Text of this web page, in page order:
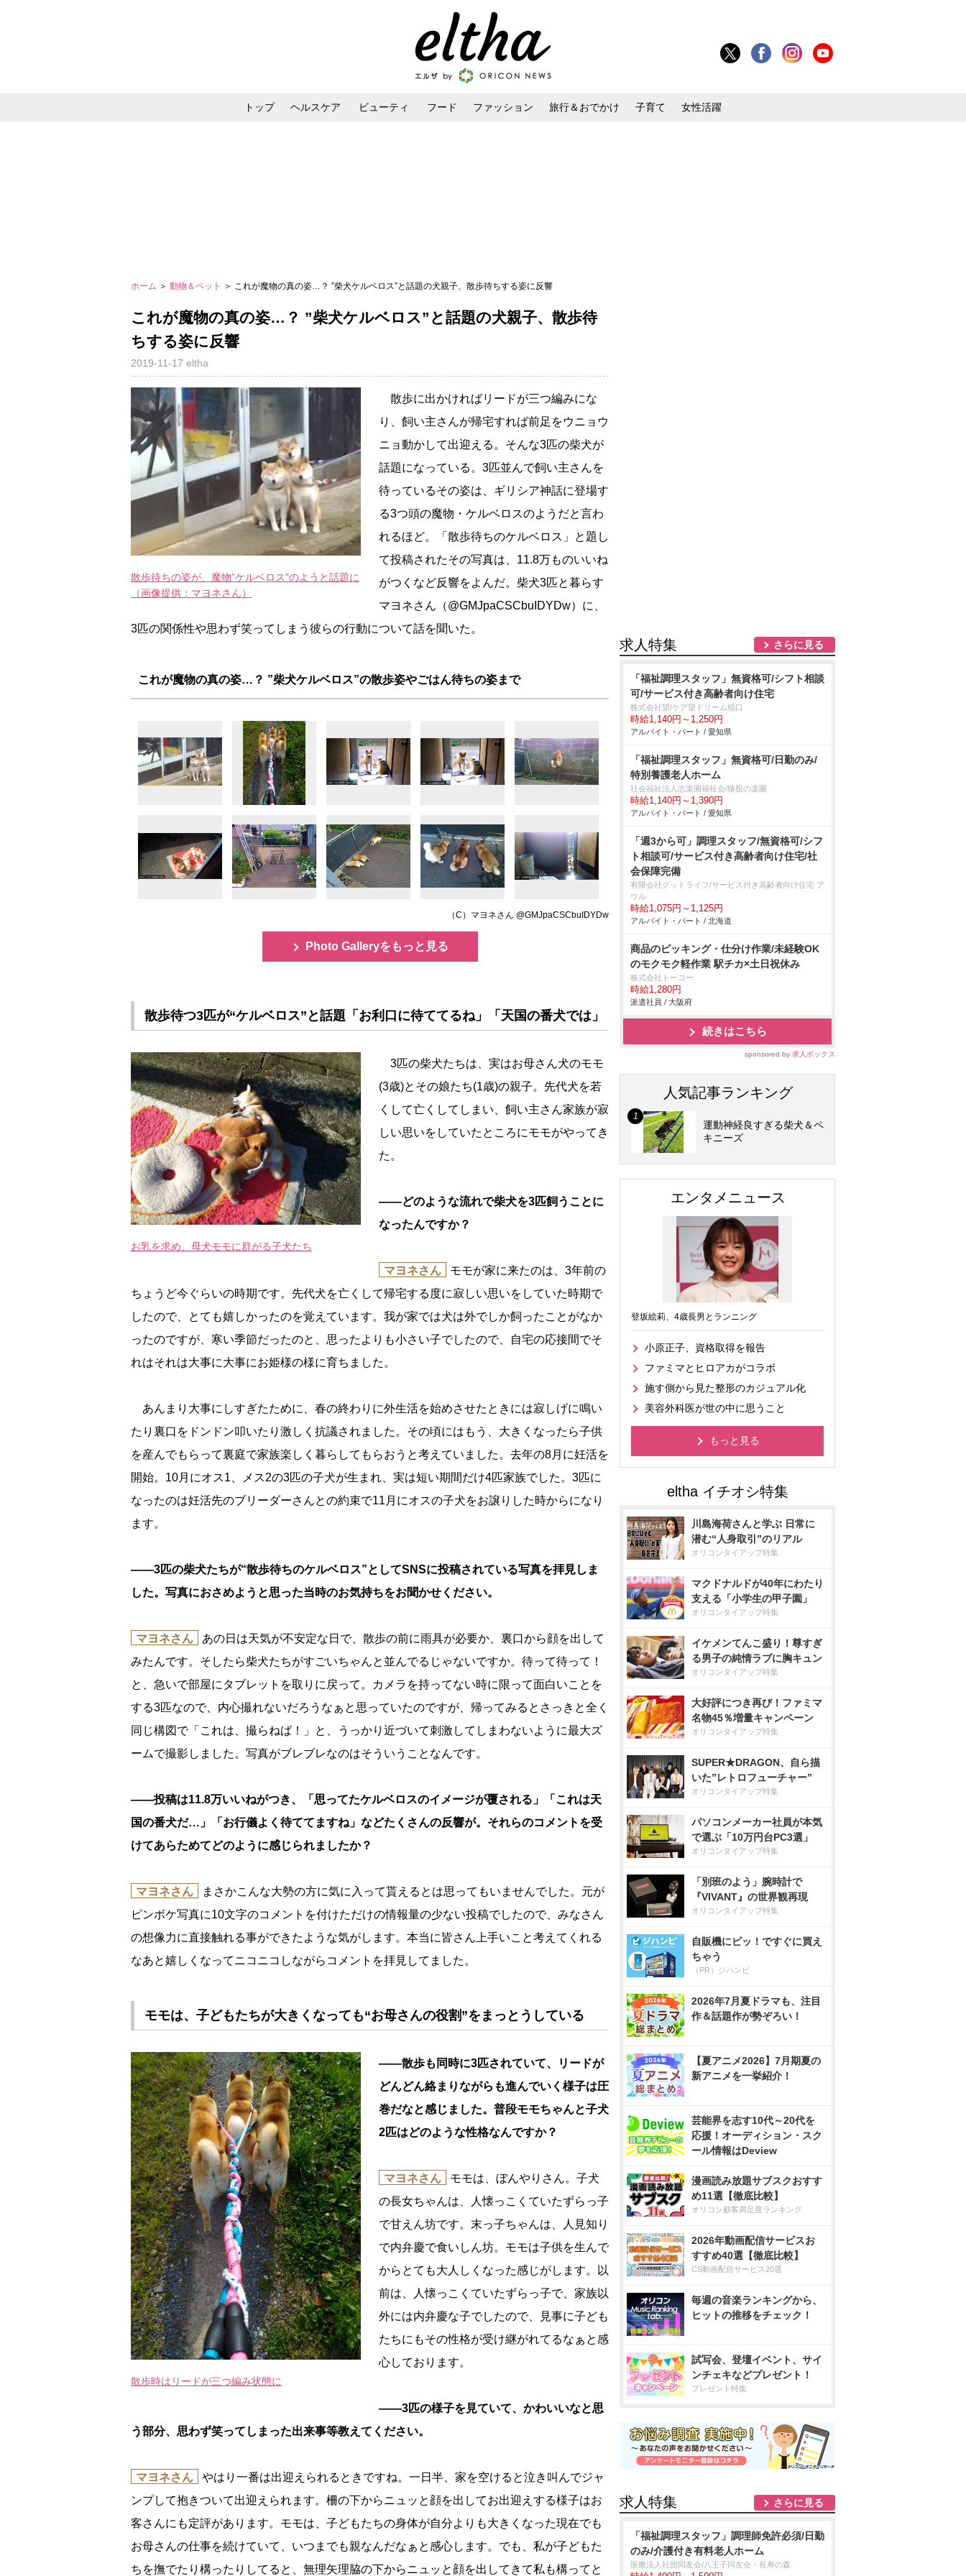
トップ ヘルスケア ビューティ フード ファッション 旅行＆おでかけ 子育て 女性活躍
ホーム ＞ 動物＆ペット ＞ これが魔物の真の姿…？ ”柴犬ケルベロス”と話題の犬親子、散歩待ちする姿に反響
これが魔物の真の姿…？ ”柴犬ケルベロス”と話題の犬親子、散歩待
ちする姿に反響
2019-11-17 eltha
散歩待ちの姿が、魔物”ケルベロス”のようと話題に
（画像提供：マヨネさん）
散歩に出かければリードが三つ編みにな
り、飼い主さんが帰宅すれば前足をウニョウ
ニョ動かして出迎える。そんな3匹の柴犬が
話題になっている。3匹並んで飼い主さんを
待っているその姿は、ギリシア神話に登場す
る3つ頭の魔物・ケルベロスのようだと言わ
れるほど。「散歩待ちのケルベロス」と題し
て投稿されたその写真は、11.8万ものいいね
がつくなど反響をよんだ。柴犬3匹と暮らす
マヨネさん（@GMJpaCSCbuIDYDw）に、
3匹の関係性や思わず笑ってしまう彼らの行動について話を聞いた。
これが魔物の真の姿…？ ”柴犬ケルベロス”の散歩姿やごはん待ちの姿まで
（C）マヨネさん @GMJpaCSCbuIDYDw
Photo Galleryをもっと見る
散歩待つ3匹が“ケルベロス”と話題「お利口に待ててるね」「天国の番犬では」
お乳を求め、母犬モモに群がる子犬たち
3匹の柴犬たちは、実はお母さん犬のモモ
(3歳)とその娘たち(1歳)の親子。先代犬を若
くして亡くしてしまい、飼い主さん家族が寂
しい思いをしていたところにモモがやってき
た。
――どのような流れで柴犬を3匹飼うことに
なったんですか？
マヨネさん
モモが家に来たのは、3年前の
ちょうど今ぐらいの時期です。先代犬を亡くして帰宅する度に寂しい思いをしていた時期で
したので、とても嬉しかったのを覚えています。我が家では犬は外でしか飼ったことがなか
ったのですが、寒い季節だったのと、思ったよりも小さい子でしたので、自宅の応接間でそ
れはそれは大事に大事にお姫様の様に育ちました。
あんまり大事にしすぎたために、春の終わりに外生活を始めさせたときには寂しげに鳴い
たり裏口をドンドン叩いたり激しく抗議されました。その頃にはもう、大きくなったら子供
を産んでもらって裏庭で家族楽しく暮らしてもらおうと考えていました。去年の8月に妊活を
開始。10月にオス1、メス2の3匹の子犬が生まれ、実は短い期間だけ4匹家族でした。3匹に
なったのは妊活先のブリーダーさんとの約束で11月にオスの子犬をお譲りした時からになり
ます。
――3匹の柴犬たちが“散歩待ちのケルベロス”としてSNSに投稿されている写真を拝見しま
した。写真におさめようと思った当時のお気持ちをお聞かせください。
マヨネさん
あの日は天気が不安定な日で、散歩の前に雨具が必要か、裏口から顔を出して
みたんです。そしたら柴犬たちがすごいちゃんと並んでるじゃないですか。待って待って！
と、急いで部屋にタブレットを取りに戻って。カメラを持ってない時に限って面白いことを
する3匹なので、内心撮れないだろうなぁと思っていたのですが、帰ってみるとさっきと全く
同じ構図で「これは、撮らねば！」と、うっかり近づいて刺激してしまわないように最大ズ
ームで撮影しました。写真がブレブレなのはそういうことなんです。
――投稿は11.8万いいねがつき、「思ってたケルベロスのイメージが覆される」「これは天
国の番犬だ…」「お行儀よく待ててますね」などたくさんの反響が。それらのコメントを受
けてあらためてどのように感じられましたか？
マヨネさん
まさかこんな大勢の方に気に入って貰えるとは思ってもいませんでした。元が
ピンボケ写真に10文字のコメントを付けただけの情報量の少ない投稿でしたので、みなさん
の想像力に直接触れる事ができたような気がします。本当に皆さん上手いこと考えてくれる
なあと嬉しくなってニコニコしながらコメントを拝見してました。
モモは、子どもたちが大きくなっても“お母さんの役割”をまっとうしている
散歩時はリードが三つ編み状態に
――散歩も同時に3匹されていて、リードが
どんどん絡まりながらも進んでいく様子は圧
巻だなと感じました。普段モモちゃんと子犬
2匹はどのような性格なんですか？
マヨネさん
モモは、ぼんやりさん。子犬
の長女ちゃんは、人懐っこくていたずらっ子
で甘えん坊です。末っ子ちゃんは、人見知り
で内弁慶で食いしん坊。モモは子供を生んで
からとても大人しくなった感じがします。以
前は、人懐っこくていたずらっ子で、家族以
外には内弁慶な子でしたので、見事に子ども
たちにもその性格が受け継がれてるなぁと感
心しております。
――3匹の様子を見ていて、かわいいなと思
う部分、思わず笑ってしまった出来事等教えてください。
マヨネさん
はり一番は出迎えられるときですね。一日半、家を空けると泣き叫んでジャ
ンプして抱きついて出迎えられます。柵の下からニュッと顔を出してお出迎えする様子はお
客さんにも定評があります。モモは、子どもたちの身体が自分よりも大きくなった現在でも
お母さんの仕事を続けていて、いつまでも親なんだなぁと感心します。でも、私が子どもた
ちを撫でたり構ったりしてると、無理矢理脇の下からニュッと顔を出してきて私も構ってと
求人特集 さらに見る
「福祉調理スタッフ」無資格可/シフト相談
可/サービス付き高齢者向け住宅
株式会社望/ケア望ドリーム稲口
時給1,140円～1,250円
アルバイト・パート / 愛知県
「福祉調理スタッフ」無資格可/日勤のみ/
特別養護老人ホーム
社会福祉法人志楽園福祉会/猿投の楽園
時給1,140円～1,390円
アルバイト・パート / 愛知県
「週3から可」調理スタッフ/無資格可/シフ
ト相談可/サービス付き高齢者向け住宅/社
会保障完備
有限会社グッドライフ/サービス付き高齢者向け住宅 ア
ウル
時給1,075円～1,125円
アルバイト・パート / 北海道
商品のピッキング・仕分け作業/未経験OK
のモクモク軽作業 駅チカ×土日祝休み
株式会社トーコー
時給1,280円
派遣社員 / 大阪府
続きはこちら
sponsored by 求人ボックス
人気記事ランキング
運動神経良すぎる柴犬＆ペ
キニーズ
エンタメニュース
登坂絵莉、4歳長男とランニング
小原正子、資格取得を報告
ファミマとヒロアカがコラボ
施す側から見た整形のカジュアル化
美容外科医が世の中に思うこと
もっと見る
川島海荷さんと学ぶ 日常に
潜む“人身取引”のリアル
オリコンタイアップ特集
マクドナルドが40年にわたり
支える「小学生の甲子園」
オリコンタイアップ特集
イケメンてんこ盛り！尊すぎ
る男子の純情ラブに胸キュン
オリコンタイアップ特集
大好評につき再び！ファミマ
名物45％増量キャンペーン
オリコンタイアップ特集
SUPER★DRAGON、自ら描
いた”レトロフューチャー”
オリコンタイアップ特集
パソコンメーカー社員が本気
で選ぶ「10万円台PC3選」
オリコンタイアップ特集
「別班のよう」腕時計で
『VIVANT』の世界観再現
オリコンタイアップ特集
自販機にピッ！ですぐに買え
ちゃう
（PR）ジハンピ
2026年7月夏ドラマも、注目
作＆話題作が勢ぞろい！
【夏アニメ2026】7月期夏の
新アニメを一挙紹介！
芸能界を志す10代～20代を
応援！オーディション・スク
ール情報はDeview
漫画読み放題サブスクおすす
め11選【徹底比較】
オリコン顧客満足度ランキング
2026年動画配信サービスお
すすめ40選【徹底比較】
CS動画配信サービス20選
毎週の音楽ランキングから、
ヒットの推移をチェック！
試写会、登壇イベント、サイ
ンチェキなどプレゼント！
プレゼント特集
求人特集 さらに見る
「福祉調理スタッフ」調理師免許必須/日勤
のみ/介護付き有料老人ホーム
医療法人社団同友会/八王子同友会・長寿の森